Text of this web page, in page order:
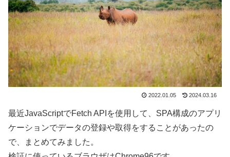
2022.01.05 2024.03.16
最近JavaScriptでFetch APIを使用して、SPA構成のアプリ
ケーションでデータの登録や取得をすることがあったの
で、まとめてみました。